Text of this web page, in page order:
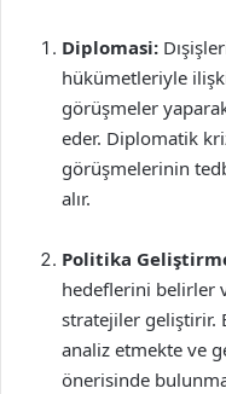
Diplomasi:
hükümetleriyle
görüşmeler
eder. Diplomatik
görüşmelerinin
alır.
Politika
hedeflerini belirler
stratejiler geliştirir.
analiz etmekte ve
önerisinde